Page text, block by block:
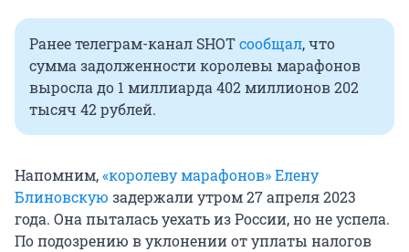
Ранее телеграм-канал SHOTсообщал, что
сумма задолженности королевы марафонов
выросла до 1 миллиарда 402 миллионов 202
тысяч 42 рублей.
Напомним,«королеву марафонов» Елену
Блиновскую задержали утром 27 апреля 2023
года. Она пыталась уехать из России, но не успела.
По подозрению в уклонении от уплаты налогов